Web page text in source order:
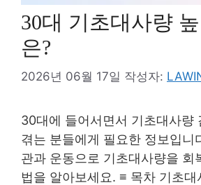
30대 기초대사량
은?
2026년 06월 17일 작성자:
30대에 들어서면서 기초대사량
겪는 분들에게 필요한 정보입니
관과 운동으로 기초대사량을 회
법을 알아보세요. ≡ 목차 기초대